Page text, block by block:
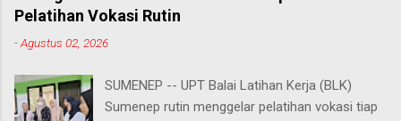
Pelatihan Vokasi Rutin
-Agustus 02, 2026
SUMENEP -- UPT Balai Latihan Kerja (BLK)
Sumenep rutin menggelar pelatihan vokasi tiap